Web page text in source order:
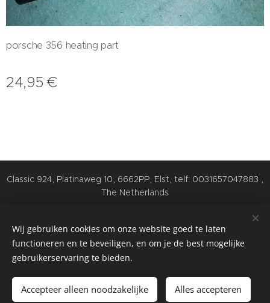
porsche 356 heating part
24,95 €
Toevoegen aan de winkelwagen
Classic 924, Platinaweg 10, 6662PP, Elst, telf: 0031657047883 ,
The Netherlands
Nederlands
Wij gebruiken cookies om onze website goed te laten
functioneren en te beveiligen, en om je de best mogelijke
gebruikerservaring te bieden.
Accepteer alleen noodzakelijke Alles accepteren